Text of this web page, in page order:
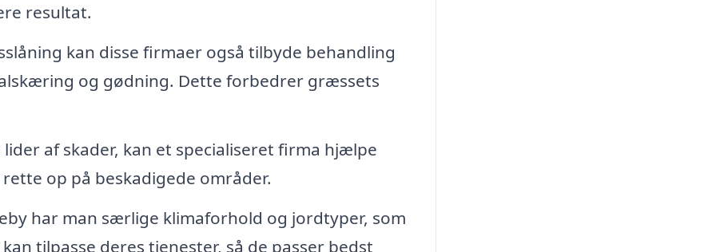
resultat.
kan disse firmaer også tilbyde behandling
og gødning. Dette forbedrer græssets
af skader, kan et specialiseret firma hjælpe
op på beskadigede områder.
har man særlige klimaforhold og jordtyper, som
tilpasse deres tjenester, så de passer bedst